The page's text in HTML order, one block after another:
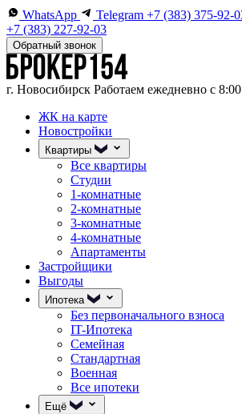
WhatsApp Telegram +7 (383) 375-92-
+7 (383) 227-92-03
Обратный звонок
г. Новосибирск Работаем ежедневно с
ЖК на карте
Новостройки
Квартиры
Все квартиры
Студии
1-комнатные
2-комнатные
3-комнатные
4-комнатные
Апартаменты
Застройщики
Выгоды
Ипотека
Без первоначального взноса
IT-Ипотека
Семейная
Стандартная
Военная
Все ипотеки
Ещё